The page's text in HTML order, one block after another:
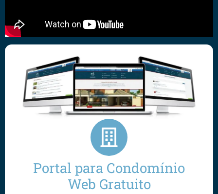
Portal para Condomínio
Web Gratuito